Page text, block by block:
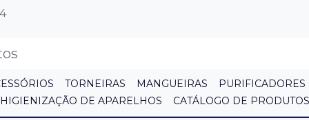
TORNEIRAS MANGUEIRAS PURIFICADORES
HIGIENIZAÇÃO DE APARELHOS
CATÁLOGO DE PRODUTOS